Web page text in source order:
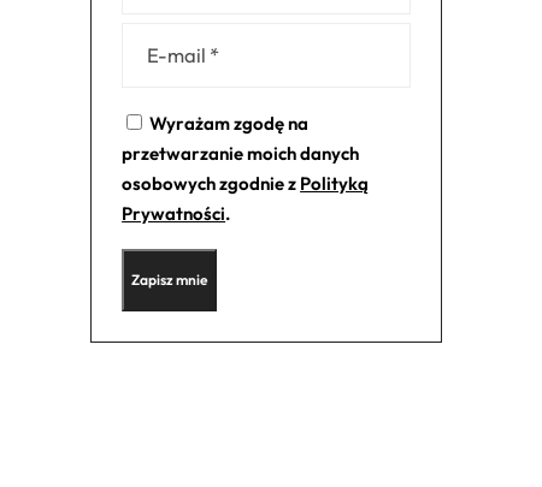
Wyrażam zgodę na
przetwarzanie moich danych
osobowych zgodnie z Polityką
Prywatności.